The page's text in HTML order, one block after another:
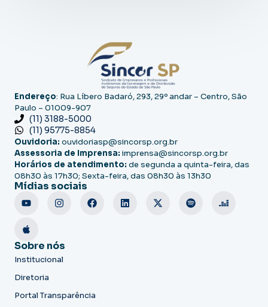
Endereço: Rua Líbero Badaró, 293, 29º andar – Centro, São
Paulo – 01009-907
(11) 3188-5000
(11) 95775-8854
Ouvidoria: ouvidoriasp@sincorsp.org.br
Assessoria de Imprensa: imprensa@sincorsp.org.br
Horários de atendimento: de segunda a quinta-feira, das
08h30 às 17h30; Sexta-feira, das 08h30 às 13h30
Mídias sociais
Sobre nós
Institucional
Diretoria
Portal Transparência